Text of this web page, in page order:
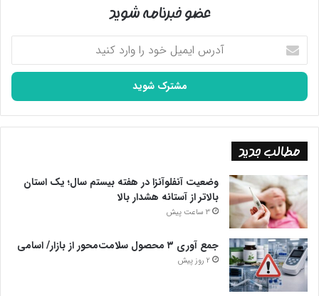
عضو خبرنامه شوید
آدرس
ایمیل
خود
وارد
کنید
مطالب جدید
وضعیت آنفلوآنزا در هفته بیستم سال؛ یک استان
بالاتر از آستانه هشدار بالا
3 ساعت پیش
جمع آوری ۳ محصول سلامت‌محور از بازار/ اسامی
2 روز پیش